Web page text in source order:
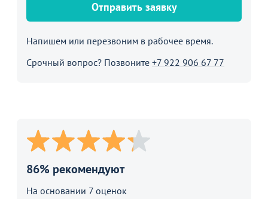
Отправить заявку
Напишем или перезвоним в рабочее время.
Срочный вопрос? Позвоните +7 922 906 67 77
86% рекомендуют
На основании 7 оценок